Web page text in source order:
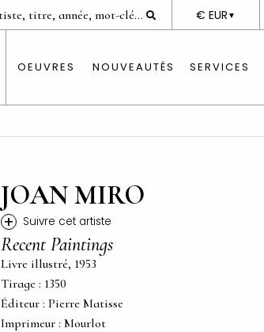
DEVISE
€ EUR ▼
OEUVRES NOUVEAUTÉS SERVICES
JOAN MIRO
+ Suivre cet artiste
Recent Paintings
Livre illustré, 1953
Tirage : 1350
Éditeur : Pierre Matisse
Imprimeur : Mourlot